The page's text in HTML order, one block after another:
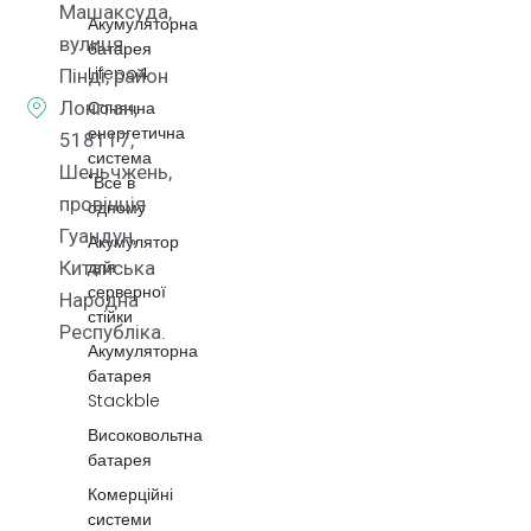
Акумуляторна
батарея
Lifepo4
Сонячна
енергетична
система
"Все в
одному
Акумулятор
для
серверної
стійки
Акумуляторна
батарея
Stackble
Високовольтна
батарея
Комерційні
системи
Машаксуда,
вулиця
Пінді, район
Лонгган,
518117,
Шеньчжень,
провінція
Гуандун,
Китайська
Народна
Республіка.